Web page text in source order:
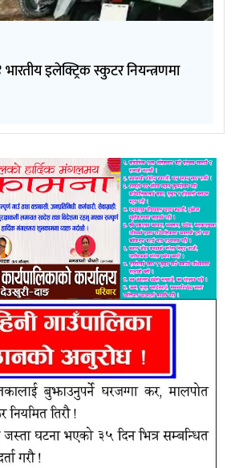
भारतीय इलेक्ट्रिक स्कुटर नियन्त्रणमा